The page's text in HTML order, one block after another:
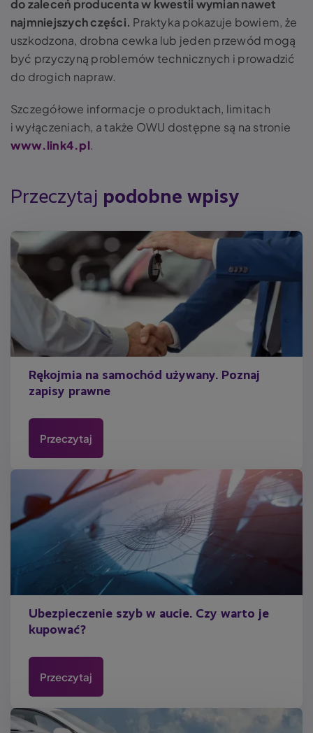
do zaleceń producenta w kwestii wymian nawet
najmniejszych części. Praktyka pokazuje bowiem, że
uszkodzona, drobna cewka lub jeden przewód mogą
być przyczyną problemów technicznych i prowadzić
do drogich napraw.
Szczegółowe informacje o produktach, limitach
i wyłączeniach, a także OWU dostępne są na stronie
www.link4.pl.
Przeczytaj podobne wpisy
Rękojmia na samochód używany. Poznaj
zapisy prawne
Przeczytaj
Ubezpieczenie szyb w aucie. Czy warto je
kupować?
Przeczytaj